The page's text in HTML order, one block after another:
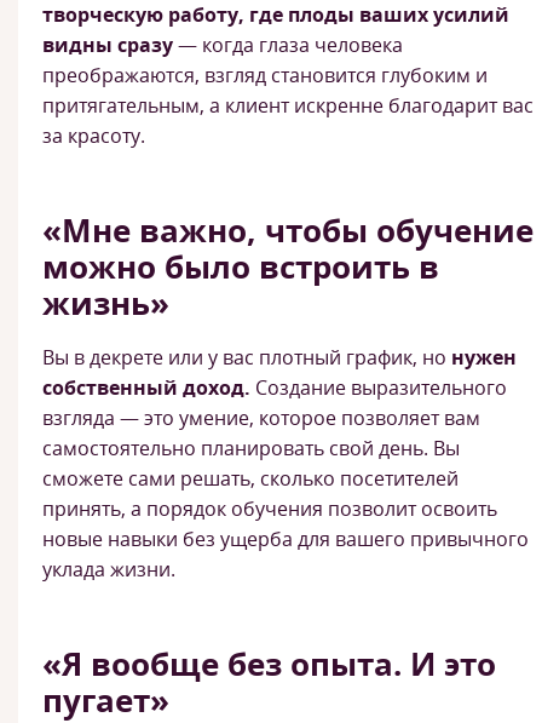
творческую работу, где плоды ваших усилий
видны сразу— когда глаза человека
преображаются, взгляд становится глубоким и
притягательным, а клиент искренне благодарит вас
за красоту.
«Мне важно, чтобы обучение
можно было встроить в
жизнь»
Вы в декрете или у вас плотный график, но нужен
собственный доход. Создание выразительного
взгляда — это умение, которое позволяет вам
самостоятельно планировать свой день. Вы
сможете сами решать, сколько посетителей
принять, а порядок обучения позволит освоить
новые навыки без ущерба для вашего привычного
уклада жизни.
«Я вообще без опыта. И это
пугает»